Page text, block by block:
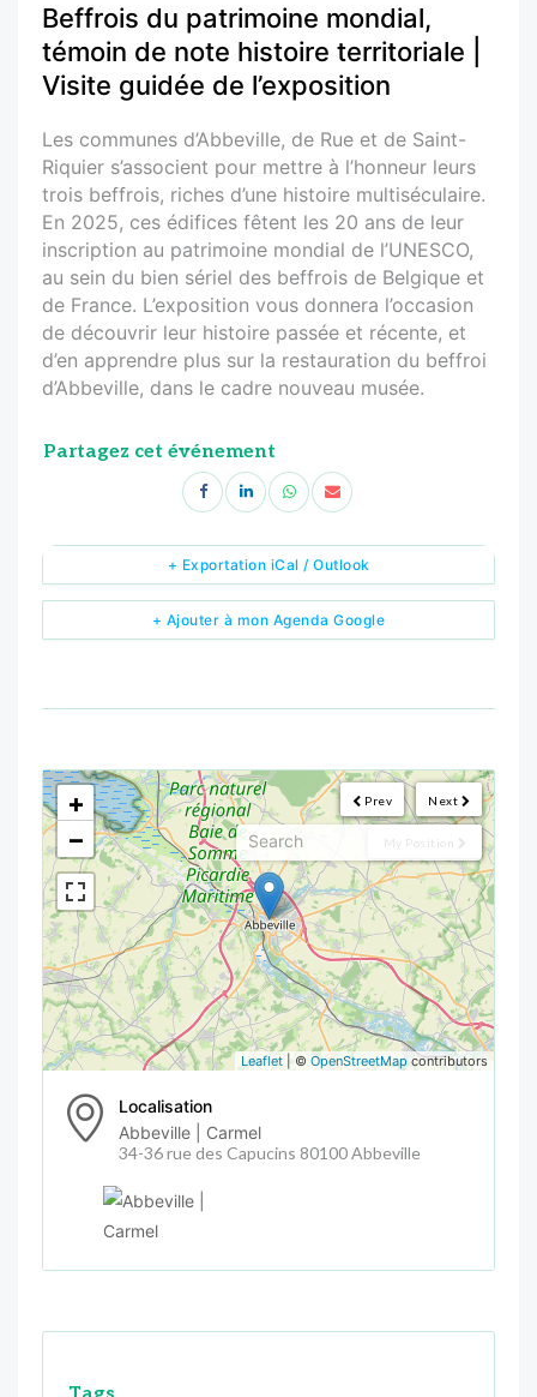
Beffrois du patrimoine mondial,
témoin de note histoire territoriale |
Visite guidée de l’exposition
Les communes d’Abbeville, de Rue et de Saint-
Riquier s’associent pour mettre à l’honneur leurs
trois beffrois, riches d’une histoire multiséculaire.
En 2025, ces édifices fêtent les 20 ans de leur
inscription au patrimoine mondial de l’UNESCO,
au sein du bien sériel des beffrois de Belgique et
de France. L’exposition vous donnera l’occasion
de découvrir leur histoire passée et récente, et
d’en apprendre plus sur la restauration du beffroi
d’Abbeville, dans le cadre nouveau musée.
Partagez cet événement
+ Ajouter à mon Agenda Google
+ Exportation iCal / Outlook
Next
Prev
My Position
<!---->
+
−
Leaflet | © OpenStreetMap contributors
Localisation
Abbeville | Carmel
34-36 rue des Capucins 80100 Abbeville